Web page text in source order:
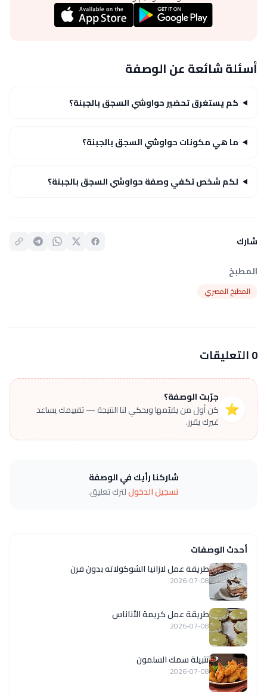
أسئلة شائعة عن الوصفة
كم يستغرق تحضير حواوشي السجق بالجبنة؟
ما هي مكونات حواوشي السجق بالجبنة؟
لكم شخص تكفي وصفة حواوشي السجق بالجبنة؟
شارك
المطبخ
المطبخ المصري
0 التعليقات
⭐
جرّبت الوصفة؟
كن أول من يقيّمها ويحكي لنا النتيجة — تقييمك يساعد
غيرك يقرر.
شاركنا رأيك في الوصفة
تسجيل الدخوللترك تعليق.
أحدث الوصفات
طريقة عمل لازانيا الشوكولاته بدون فرن
2026-07-08
طريقة عمل كريمة الأناناس
2026-07-08
تتبيلة سمك السلمون
2026-07-08